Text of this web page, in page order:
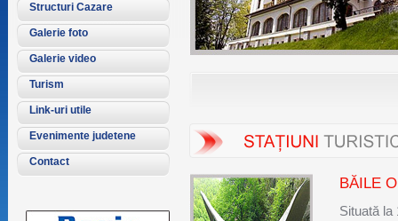
BĂILE
Situată
Structuri Cazare
Galerie foto
Galerie video
Turism
Link-uri utile
Evenimente judetene
Contact